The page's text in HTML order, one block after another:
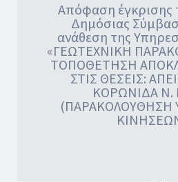
Απόφαση έγκρισης
Δημόσιας
ανάθεση της
«ΓΕΩΤΕΧΝΙΚΗ
ΤΟΠΟΘΕΤΗΣΗ
ΣΤΙΣ ΘΕΣΕΙΣ:
ΚΟΡΩΝΙΔΑ Ν.
(ΠΑΡΑΚΟΛΟΥΘΗΣΗ